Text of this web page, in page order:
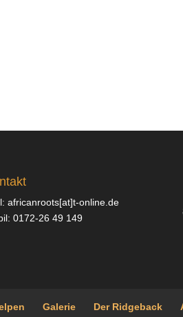
africanroots[at]t-online.de
0172-26 49 149
Galerie Der Ridgeback